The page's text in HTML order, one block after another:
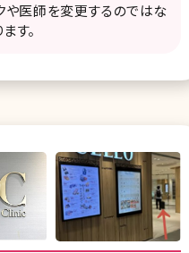
や医師を変更するのではな
す。